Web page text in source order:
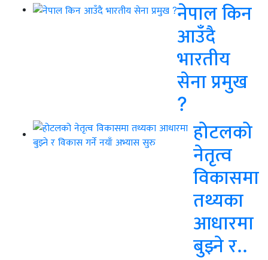
नेपाल किन
आउँदै
भारतीय
सेना प्रमुख
?
होटलको
नेतृत्व
विकासमा
तथ्यका
आधारमा
बुझ्ने र..